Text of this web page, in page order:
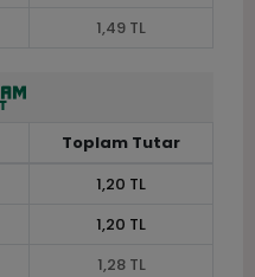
1,49 TL
Toplam Tutar
1,20 TL
1,20 TL
1,28 TL